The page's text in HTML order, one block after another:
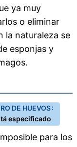
ya muy
o eliminar
la naturaleza se
esponjas y
DE HUEVOS :
especificado
para los